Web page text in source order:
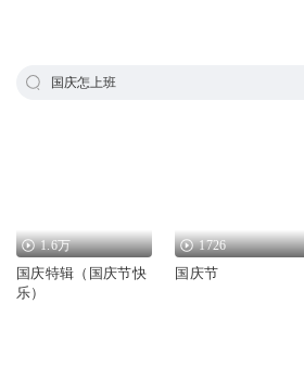
国庆怎上班
1.6万
国庆特辑（国庆节快
乐）
1726
国庆节